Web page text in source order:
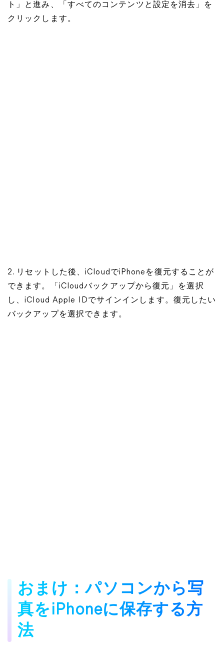
ト」と進み、「すべてのコンテンツと設定を消去」を
クリックします。
2. リセットした後、iCloudでiPhoneを復元することが
できます。「iCloudバックアップから復元」を選択
し、iCloud Apple IDでサインインします。復元したい
バックアップを選択できます。
おまけ：パソコンから写
真をiPhoneに保存する方
法